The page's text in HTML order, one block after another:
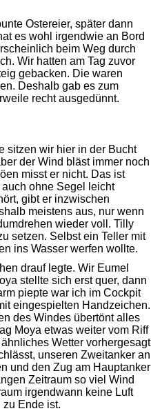
Ostereier, später dann
es wohl irgendwie an Bord
beim Weg durch
Wir hatten am Tag zuvor
gebacken. Die waren
Deshalb gab es zum
recht ausgedünnt.
sitzen wir hier in der Bucht
der Wind bläst immer noch
misst er nicht. Das ist
ohne Segel leicht
gibt er inzwischen
meistens aus, nur wenn
wieder voll. Tilly
setzen. Selbst ein Teller mit
ins Wasser werfen wollte.
drauf legte. Wir Eumel
stellte sich erst quer, dann
piepte war ich im Cockpit
eingespielten Handzeichen.
des Windes übertönt alles
Moya etwas weiter vom Riff
Wetter vorhergesagt
unseren Zweitanker an
und den Zug am Hauptanker
Zeitraum so viel Wind
irgendwann keine Luft
Ende ist.